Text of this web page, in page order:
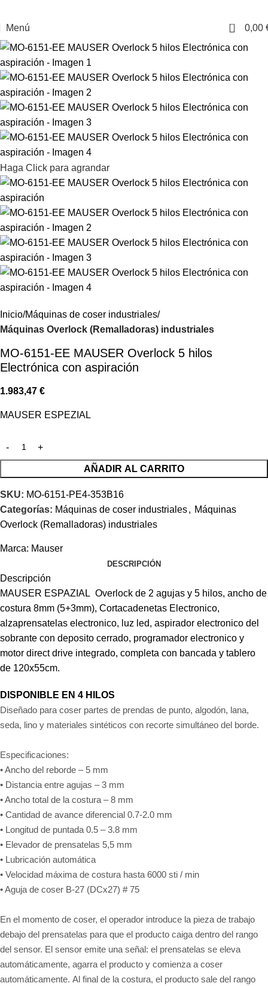
Menú 0 0,00
Haga Click para agrandar
Inicio Máquinas de coser industriales
Máquinas Overlock (Remalladoras) industriales
MO-6151-EE MAUSER Overlock 5 hilos
Electrónica con aspiración
1.983,47 €
MAUSER ESPEZIAL
AÑADIR AL CARRITO
SKU: MO-6151-PE4-353B16
Categorías: Máquinas de coser industriales, Máquinas
Overlock (Remalladoras) industriales
Marca: Mauser
DESCRIPCIÓN
Descripción
MAUSER ESPAZIAL Overlock de 2 agujas y 5 hilos, ancho de
costura 8mm (5+3mm), Cortacadenetas Electronico,
alzaprensatelas electronico, luz led, aspirador electronico del
sobrante con deposito cerrado, programador electronico y
motor direct drive integrado, completa con bancada y tablero
de 120x55cm.
DISPONIBLE EN 4 HILOS
Diseñado para coser partes de prendas de punto, algodón, lana,
seda, lino y materiales sintéticos con recorte simultáneo del borde.
Especificaciones:
• Ancho del reborde – 5 mm
• Distancia entre agujas – 3 mm
• Ancho total de la costura – 8 mm
• Cantidad de avance diferencial 0.7-2.0 mm
• Longitud de puntada 0.5 – 3.8 mm
• Elevador de prensatelas 5,5 mm
• Lubricación automática
• Velocidad máxima de costura hasta 6000 sti / min
• Aguja de coser B-27 (DCx27) # 75
En el momento de coser, el operador introduce la pieza de trabajo
debajo del prensatelas para que el producto caiga dentro del rango
del sensor. El sensor emite una señal: el prensatelas se eleva
automáticamente, agarra el producto y comienza a coser
automáticamente. Al final de la costura, el producto sale del rango